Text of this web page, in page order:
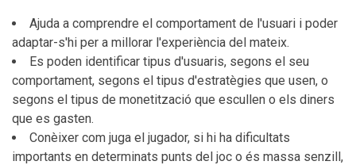
Ajuda a comprendre el comportament de l'usuari i poder
adaptar-s'hi per a millorar l'experiència del mateix.
Es poden identificar tipus d'usuaris, segons el seu
comportament, segons el tipus d'estratègies que usen, o
segons el tipus de monetització que escullen o els diners
que es gasten.
Conèixer com juga el jugador, si hi ha dificultats
importants en determinats punts del joc o és massa senzill,